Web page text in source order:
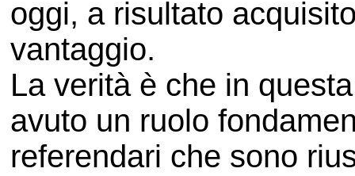
oggi, a risultato
vantaggio.
La verità è che in
avuto un ruolo
referendari che sono